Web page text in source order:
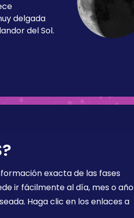
delgada
del Sol.
exacta de las fases
ir fácilmente al día, mes o año
Haga clic en los enlaces a